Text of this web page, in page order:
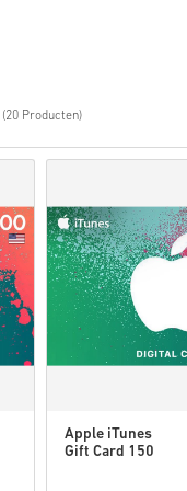
(20 Producten)
Apple iTunes
Gift Card 150